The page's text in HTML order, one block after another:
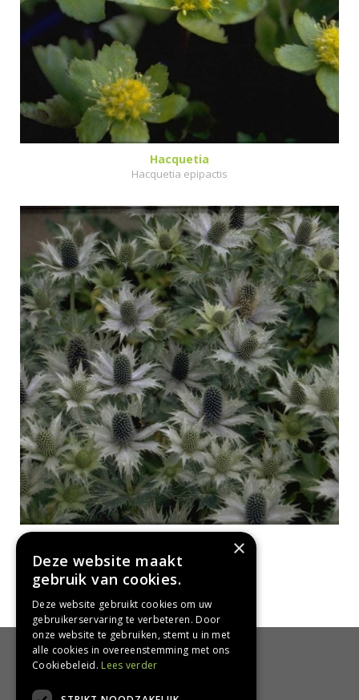
Hacquetia
Hacquetia epipactis
Eryngium giganteum
HANDIG
×
Deze website maakt
gebruik van cookies.
Deze website gebruikt cookies om uw
gebruikerservaring te verbeteren. Door
onze website te gebruiken, stemt u in met
alle cookies in overeenstemming met ons
Cookiebeleid. Lees verder